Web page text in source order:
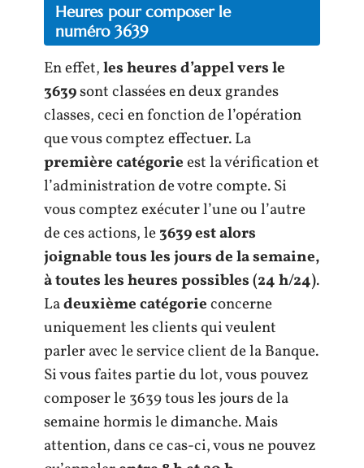
Heures pour composer le
numéro 3639
En effet,les heures d’appel vers le
3639sont classées en deux grandes
classes, ceci en fonction de l’opération
que vous comptez effectuer. La
première catégorieest la vérification et
l’administration de votre compte. Si
vous comptez exécuter l’une ou l’autre
de ces actions, le3639 est alors
joignable tous les jours de la semaine,
à toutes les heures possibles (24 h/24).
Ladeuxième catégorieconcerne
uniquement les clients qui veulent
parler avec le service client de la Banque.
Si vous faites partie du lot, vous pouvez
composer le 3639 tous les jours de la
semaine hormis le dimanche. Mais
attention, dans ce cas-ci, vous ne pouvez